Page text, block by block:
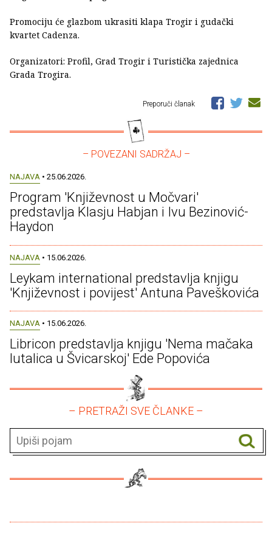
Promociju će glazbom ukrasiti klapa Trogir i gudački
kvartet Cadenza.
Organizatori: Profil, Grad Trogir i Turistička zajednica
Grada Trogira.
Preporuči članak
– POVEZANI SADRŽAJ –
NAJAVA • 25.06.2026.
Program 'Književnost u Močvari'
predstavlja Klasju Habjan i Ivu Bezinović-
Haydon
NAJAVA • 15.06.2026.
Leykam international predstavlja knjigu
'Književnost i povijest' Antuna Paveškovića
NAJAVA • 15.06.2026.
Libricon predstavlja knjigu 'Nema mačaka
lutalica u Švicarskoj' Ede Popovića
– PRETRAŽI SVE ČLANKE –